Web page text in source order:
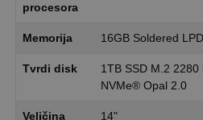
procesora
Memorija 16GB Soldered
Tvrdi disk
1TB SSD M.2
NVMe® Opal 2.0
Veličina
14"